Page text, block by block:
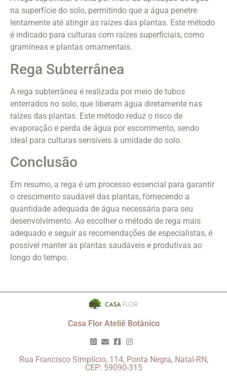
na superfície do solo, permitindo que a água penetre
lentamente até atingir as raízes das plantas. Este método
é indicado para culturas com raízes superficiais, como
gramíneas e plantas ornamentais.
Rega Subterrânea
A rega subterrânea é realizada por meio de tubos
enterrados no solo, que liberam água diretamente nas
raízes das plantas. Este método reduz o risco de
evaporação e perda de água por escorrimento, sendo
ideal para culturas sensíveis à umidade do solo.
Conclusão
Em resumo, a rega é um processo essencial para garantir
o crescimento saudável das plantas, fornecendo a
quantidade adequada de água necessária para seu
desenvolvimento. Ao escolher o método de rega mais
adequado e seguir as recomendações de especialistas, é
possível manter as plantas saudáveis e produtivas ao
longo do tempo.
Casa Flor Ateliê Botânico
Rua Francisco Simplício, 114, Ponta Negra, Natal-RN,
CEP: 59090-315